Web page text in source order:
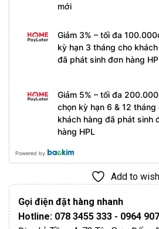
mới
Giảm 3% – tối đa
kỳ hạn 3 tháng cho
đã phát sinh đơn hàng
Giảm 5% – tối đa
chọn kỳ hạn 6 & 12 tháng
khách hàng đã phát sinh
hàng HPL
Powered by
Add to
Gọi điện đặt hàng nhanh
Hotline: 078 3455 333 - 0964